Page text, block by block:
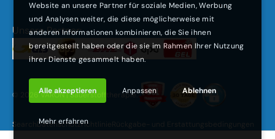
Unsere Partner:
© 2026VARON | Sauerstofftherapie.
Search Datenschutzrichtlinie
Website an unsere Partner für soziale Medien, Werbung
und Analysen weiter, die diese möglicherweise mit
anderen Informationen kombinieren, die Sie ihnen
bereitgestellt haben oder die sie im Rahmen Ihrer Nutzung
ihrer Dienste gesammelt haben.
Alle akzeptieren Anpassen Ablehnen
Mehr erfahren